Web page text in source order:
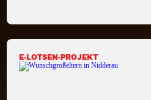
E-LOTSEN-PROJEKT